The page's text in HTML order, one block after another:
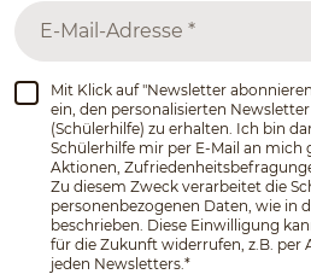
Mit Klick auf "Newsletter
ein, den personalisierten
(Schülerhilfe) zu erhalten. Ich bin
Schülerhilfe mir per E-Mail an
Aktionen,
Zu diesem Zweck verarbeitet die
personenbezogenen Daten, wie in
beschrieben. Diese Einwilligung
für die Zukunft widerrufen, z.B. per
jeden Newsletters.*